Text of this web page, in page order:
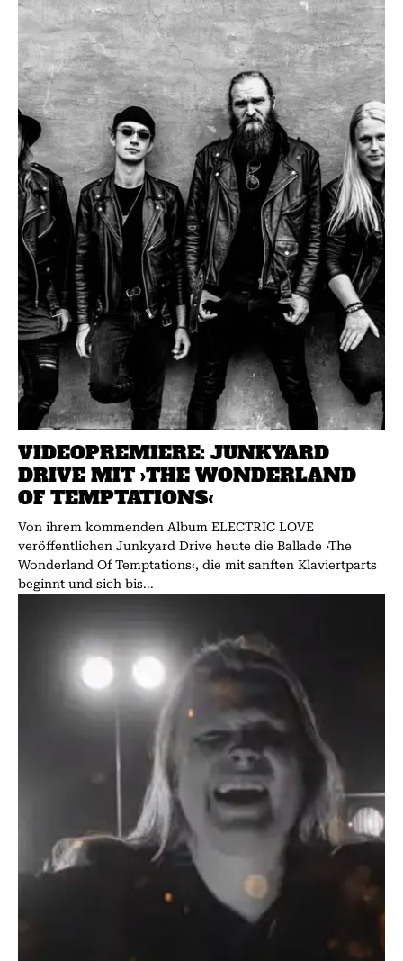
VIDEOPREMIERE: JUNKYARD
DRIVE MIT ›THE WONDERLAND
OF TEMPTATIONS‹
Von ihrem kommenden Album ELECTRIC LOVE
veröffentlichen Junkyard Drive heute die Ballade ›The
Wonderland Of Temptations‹, die mit sanften Klaviertparts
beginnt und sich bis...